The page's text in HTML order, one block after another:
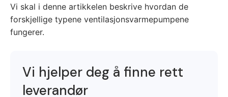
Vi skal i denne artikkelen beskrive hvordan de
forskjellige typene ventilasjonsvarmepumpene
fungerer.
Vi hjelper deg å finne rett
leverandør